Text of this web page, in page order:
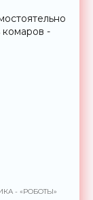
комаров -
- «РОБОТЫ»